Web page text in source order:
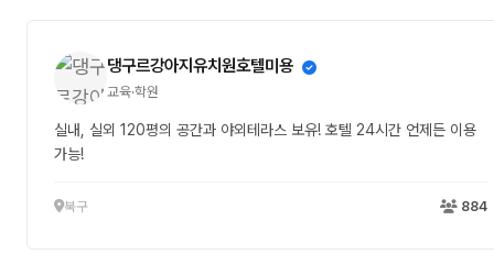
댕구르강아지유치원호텔미용
교육·학원
실내, 실외 120평의 공간과 야외테라스 보유! 호텔 24시간 언제든 이용
가능!
북구 884